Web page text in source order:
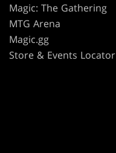
Magic: The Gathering
MTG Arena
Magic.gg
Store & Events Locator